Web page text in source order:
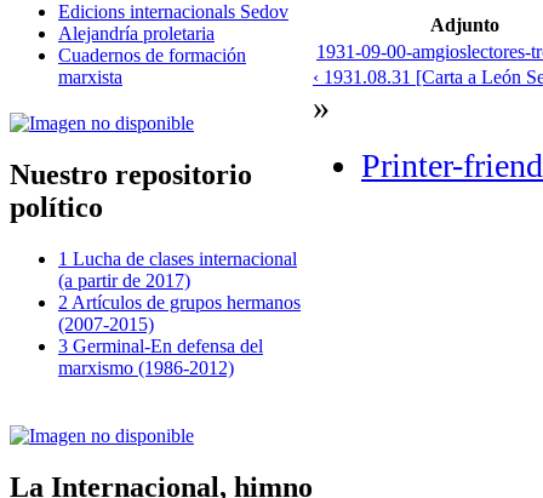
Edicions internacionals Sedov
Alejandría proletaria
Cuadernos de formación
marxista
Nuestro repositorio
político
1 Lucha de clases internacional
(a partir de 2017)
2 Artículos de grupos hermanos
(2007-2015)
3 Germinal-En defensa del
marxismo (1986-2012)
La Internacional, himno
Adjunto
1931-09-00-amgioslectores-
‹ 1931.08.31 [Carta a León
»
Printer-